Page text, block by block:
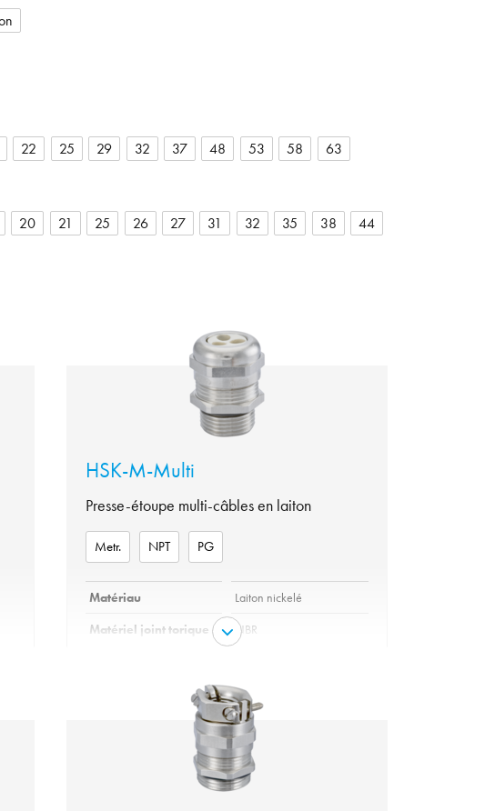
22 25 29 32 37 48 53 58
63
20 21 25 26 27 31 32 35 38
44
HSK-M-Multi
Presse-étoupe multi-câbles en laiton
Metr. NPT PG
Matériau
Laiton nickelé
Matériel joint torique
NBR
Elastomer
Polyamide V0 selon UL94
IP 65, IP 68 – 10 bar avec
affectation optimale de
tous les trous